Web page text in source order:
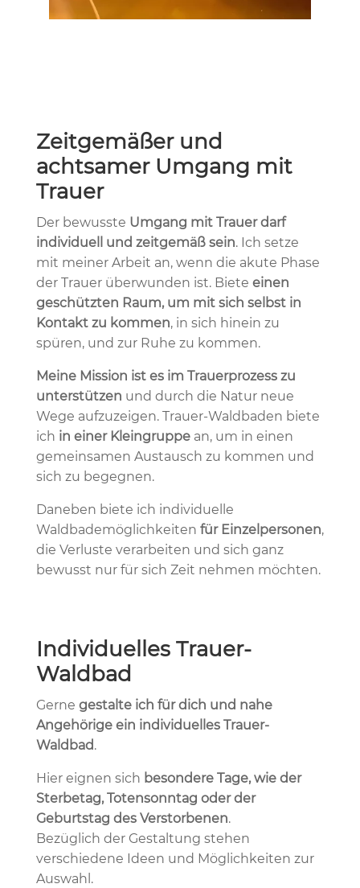
Zeitgemäßer und
achtsamer Umgang mit
Trauer
Der bewusste Umgang mit Trauer darf
individuell und zeitgemäß sein. Ich setze
mit meiner Arbeit an, wenn die akute Phase
der Trauer überwunden ist. Biete einen
geschützten Raum, um mit sich selbst in
Kontakt zu kommen, in sich hinein zu
spüren, und zur Ruhe zu kommen.
Meine Mission ist es im Trauerprozess zu
unterstützen und durch die Natur neue
Wege aufzuzeigen. Trauer-Waldbaden biete
ich in einer Kleingruppean, um in einen
gemeinsamen Austausch zu kommen und
sich zu begegnen.
Daneben biete ich individuelle
Waldbademöglichkeiten für Einzelpersonen,
die Verluste verarbeiten und sich ganz
bewusst nur für sich Zeit nehmen möchten.
Individuelles Trauer-
Waldbad
Gerne gestalte ich für dich und nahe
Angehörige ein individuelles Trauer-
Waldbad.
Hier eignen sich besondere Tage, wie der
Sterbetag, Totensonntag oder der
Geburtstag des Verstorbenen.
Bezüglich der Gestaltung stehen
verschiedene Ideen und Möglichkeiten zur
Auswahl.